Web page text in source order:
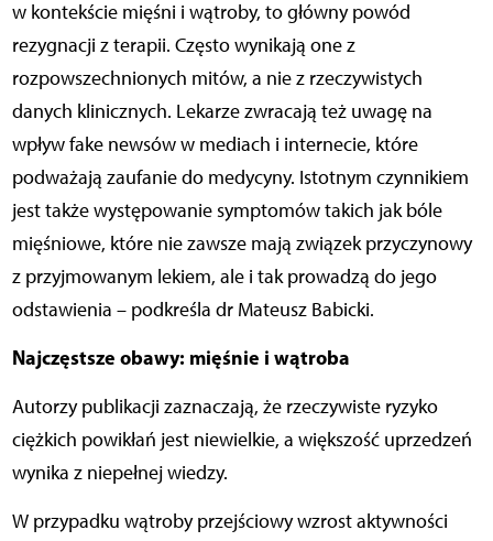
w kontekście mięśni i wątroby, to główny powód
rezygnacji z terapii. Często wynikają one z
rozpowszechnionych mitów, a nie z rzeczywistych
danych klinicznych. Lekarze zwracają też uwagę na
wpływ fake newsów w mediach i internecie, które
podważają zaufanie do medycyny. Istotnym czynnikiem
jest także występowanie symptomów takich jak bóle
mięśniowe, które nie zawsze mają związek przyczynowy
z przyjmowanym lekiem, ale i tak prowadzą do jego
odstawienia – podkreśla dr Mateusz Babicki.
Najczęstsze obawy: mięśnie i wątroba
Autorzy publikacji zaznaczają, że rzeczywiste ryzyko
ciężkich powikłań jest niewielkie, a większość uprzedzeń
wynika z niepełnej wiedzy.
W przypadku wątroby przejściowy wzrost aktywności